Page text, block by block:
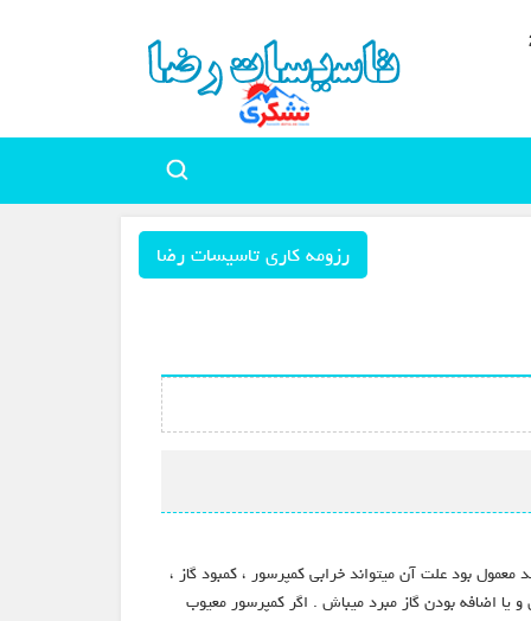
رزومه کاری تاسیسات رضا
بود علت آن میتواند خرابی کمپرسور ، کمبود گاز ،
یا اضافه بودن گاز مبرد میباش . اگر کمپرسور معیوب